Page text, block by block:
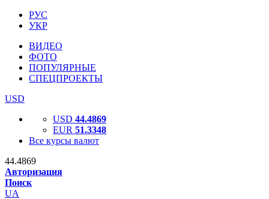
РУС
УКР
ВИДЕО
ФОТО
ПОПУЛЯРНЫЕ
СПЕЦПРОЕКТЫ
USD
USD 44.4869
EUR 51.3348
Все курсы валют
44.4869
Авторизация
Поиск
UA